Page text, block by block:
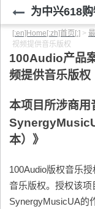
[:en]Home[:zh]首页[:] >
视频提供音乐版权
100Audio产品
频提供音乐版权
本项目所涉商
本）》
100Audio版权音乐
音乐版权。授权该项
SynergyMusicUA的